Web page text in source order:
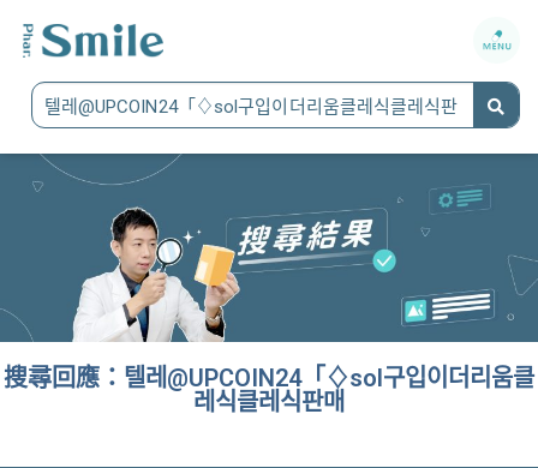
搜尋回應：텔레@UPCOIN24「♢sol구입이더리움클
레식클레식판매